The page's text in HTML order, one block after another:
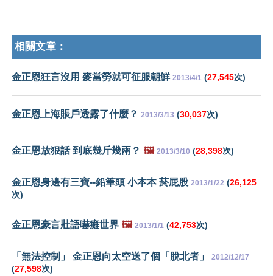
相關文章：
金正恩狂言沒用 麥當勞就可征服朝鮮 2013/4/1 (27,545次)
金正恩上海賬戶透露了什麼？ 2013/3/13 (30,037次)
金正恩放狠話 到底幾斤幾兩？ 🖼️ 2013/3/10 (28,398次)
金正恩身邊有三寶--鉛筆頭 小本本 菸屁股 2013/1/22 (26,125
次)
金正恩豪言壯語嚇癱世界 🖼️ 2013/1/1 (42,753次)
「無法控制」 金正恩向太空送了個「脫北者」 2012/12/17
(27,598次)